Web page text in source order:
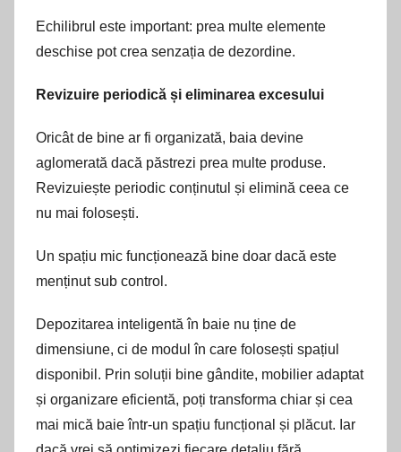
Echilibrul este important: prea multe elemente
deschise pot crea senzația de dezordine.
Revizuire periodică și eliminarea excesului
Oricât de bine ar fi organizată, baia devine
aglomerată dacă păstrezi prea multe produse.
Revizuiește periodic conținutul și elimină ceea ce
nu mai folosești.
Un spațiu mic funcționează bine doar dacă este
menținut sub control.
Depozitarea inteligentă în baie nu ține de
dimensiune, ci de modul în care folosești spațiul
disponibil. Prin soluții bine gândite, mobilier adaptat
și organizare eficientă, poți transforma chiar și cea
mai mică baie într-un spațiu funcțional și plăcut. Iar